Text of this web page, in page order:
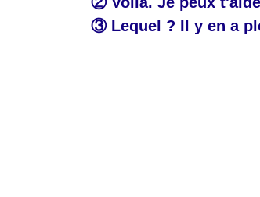
③ Lequel ? Il y en a